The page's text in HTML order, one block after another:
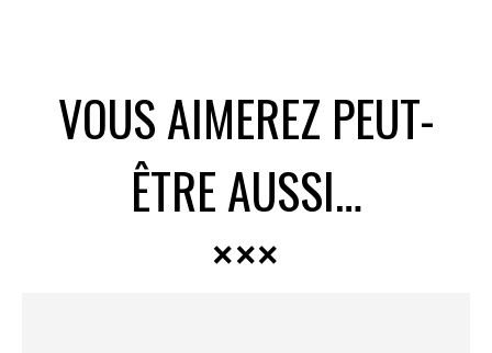
VOUS AIMEREZ PEUT-
ÊTRE AUSSI…